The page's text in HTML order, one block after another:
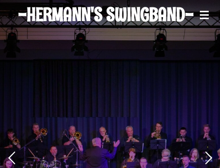
Zum
Hauptinhalt
springen
-HERMANN'S SWINGBAND-